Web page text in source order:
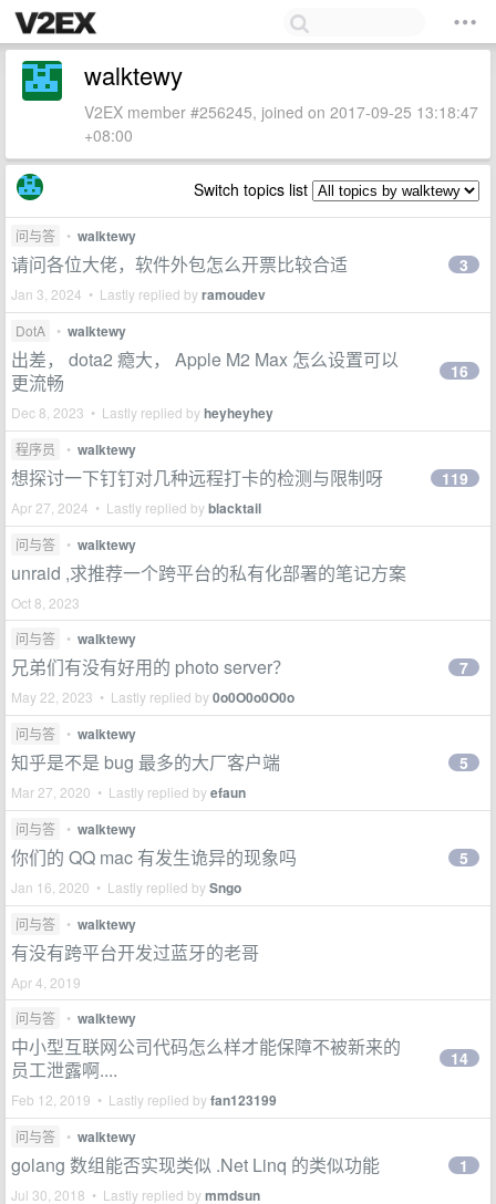
walktewy
V2EX member #256245, joined on 2017-09-25 13:18:47
+08:00
Switch topics list
问与答 • walktewy
请问各位大佬，软件外包怎么开票比较合适
Jan 3, 2024 • Lastly replied byramoudev
3
DotA • walktewy
出差， dota2 瘾大， Apple M2 Max 怎么设置可以
更流畅
Dec 8, 2023 • Lastly replied byheyheyhey
16
程序员 • walktewy
想探讨一下钉钉对几种远程打卡的检测与限制呀
Apr 27, 2024 • Lastly replied byblacktail
119
问与答 • walktewy
unraid ,求推荐一个跨平台的私有化部署的笔记方案
Oct 8, 2023
问与答
• walktewy
兄弟们有没有好用的 photo server？
May 22, 2023 • Lastly replied by0o0O0o0O0o
7
问与答 • walktewy
知乎是不是 bug 最多的大厂客户端
Mar 27, 2020 • Lastly replied byefaun
5
问与答 • walktewy
你们的 QQ mac 有发生诡异的现象吗
Jan 16, 2020 • Lastly replied bySngo
5
问与答 • walktewy
有没有跨平台开发过蓝牙的老哥
Apr 4, 2019
问与答
• walktewy
中小型互联网公司代码怎么样才能保障不被新来的
员工泄露啊....
Feb 12, 2019 • Lastly replied byfan123199
14
问与答 • walktewy
golang 数组能否实现类似 .Net Linq 的类似功能
Jul 30, 2018 • Lastly replied bymmdsun
1